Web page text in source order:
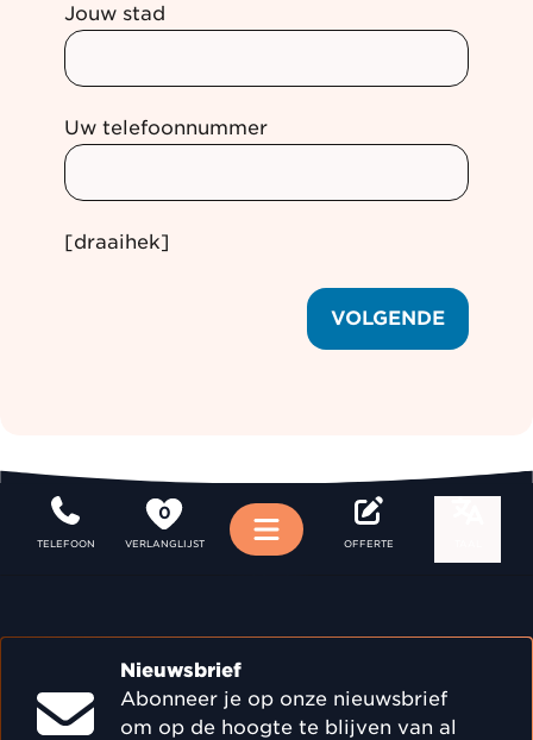
Jouw stad
Uw telefoonnummer
[draaihek]
VOLGENDE
TELEFOON
0
VERLANGLIJST Menu OFFERTE
Nieuwsbrief
Abonneer je op onze nieuwsbrief
om op de hoogte te blijven van al